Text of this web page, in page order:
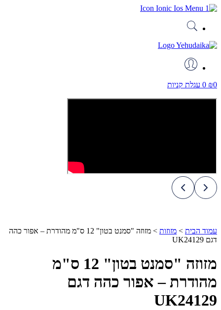
דלג
₪0
0 עגלת קניות
Play
Video
עמוד הבית > מזוזות >
מזוזה "סמנט בטון" 12 ס"מ מהודרת – אפור כהה
דגם UK24129
מזוזה "סמנט בטון" 12 ס"מ
מהודרת – אפור כהה דגם
UK24129